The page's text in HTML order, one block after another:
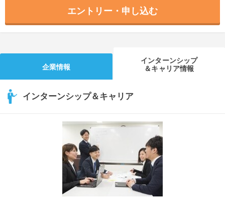
エントリー・申し込む
企業情報
インターンシップ
＆キャリア情報
インターンシップ＆キャリア